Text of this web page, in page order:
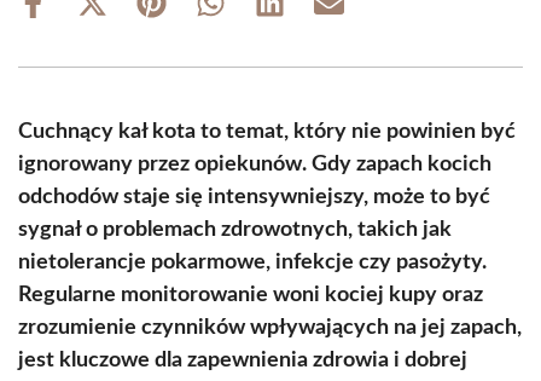
Share
Share
(Twitter)
Share Share Share Share
Cuchnący kał kota to temat, który nie powinien być
ignorowany przez opiekunów. Gdy zapach kocich
odchodów staje się intensywniejszy, może to być
sygnał o problemach zdrowotnych, takich jak
nietolerancje pokarmowe, infekcje czy pasożyty.
Regularne monitorowanie woni kociej kupy oraz
zrozumienie czynników wpływających na jej zapach,
jest kluczowe dla zapewnienia zdrowia i dobrej